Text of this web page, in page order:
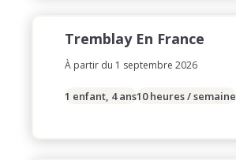
Tremblay En France
À partir du 1 septembre 2026
1 enfant, 4 ans10 heures / semaine